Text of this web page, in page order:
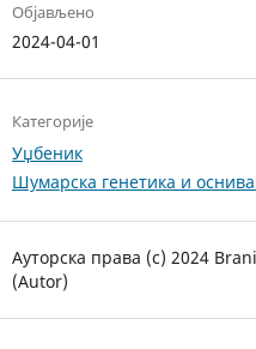
Објављено
2024-04-01
Категорије
Уџбеник
Шумарска генетика и
Ауторска права (c) 2024
(Autor)